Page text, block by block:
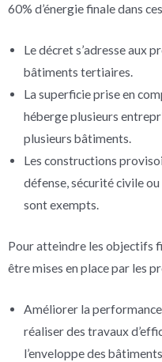
60% d’énergie finale dans
Le décret s’adresse aux
bâtiments tertiaires.
La superficie prise en
héberge plusieurs
plusieurs bâtiments.
Les constructions
défense, sécurité civile
sont exempts.
Pour atteindre les objectifs
être mises en place par les
Améliorer la
réaliser des travaux
l’enveloppe des